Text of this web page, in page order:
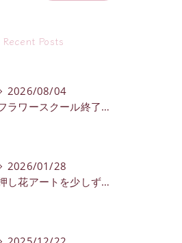
Recent Posts
2026/08/04
フラワースクール終了のお知らせ
2026/01/28
押し花アートを少しずつ紹介していきます。